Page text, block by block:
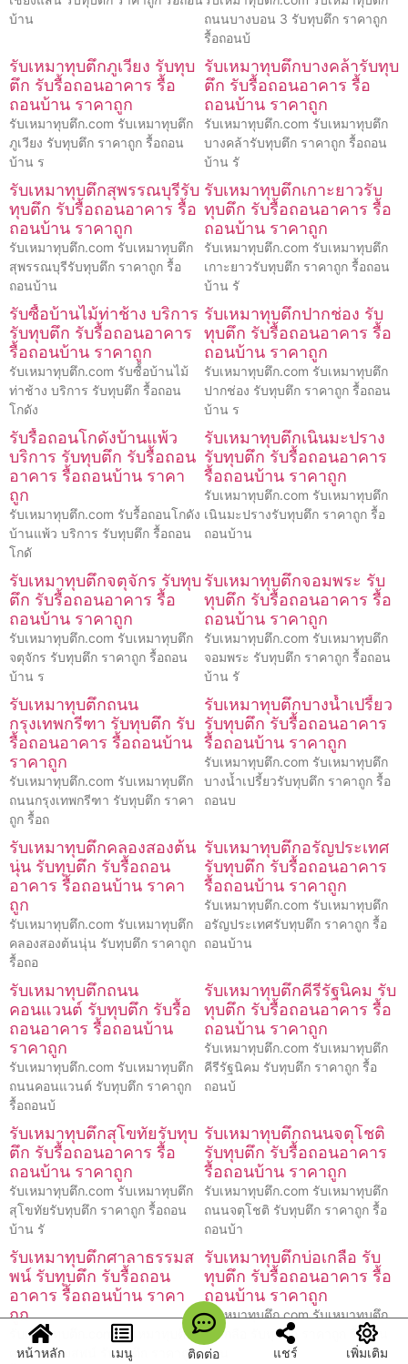
บ้าน
ถนนบางบอน 3 รับทุบตึก ราคาถูก
รื้อถอนบ้
รับเหมาทุบตึกภูเวียง รับทุบ
ตึก รับรื้อถอนอาคาร รื้อ
ถอนบ้าน ราคาถูก
รับเหมาทุบตึก.com รับเหมาทุบตึก
ภูเวียง รับทุบตึก ราคาถูก รื้อถอน
บ้าน ร
รับเหมาทุบตึกบางคล้ารับทุบ
ตึก รับรื้อถอนอาคาร รื้อ
ถอนบ้าน ราคาถูก
รับเหมาทุบตึก.com รับเหมาทุบตึก
บางคล้ารับทุบตึก ราคาถูก รื้อถอน
บ้าน รั
รับเหมาทุบตึกสุพรรณบุรีรับ
ทุบตึก รับรื้อถอนอาคาร รื้อ
ถอนบ้าน ราคาถูก
รับเหมาทุบตึก.com รับเหมาทุบตึก
สุพรรณบุรีรับทุบตึก ราคาถูก รื้อ
ถอนบ้าน
รับเหมาทุบตึกเกาะยาวรับ
ทุบตึก รับรื้อถอนอาคาร รื้อ
ถอนบ้าน ราคาถูก
รับเหมาทุบตึก.com รับเหมาทุบตึก
เกาะยาวรับทุบตึก ราคาถูก รื้อถอน
บ้าน รั
รับซื้อบ้านไม้ท่าช้าง บริการ
รับทุบตึก รับรื้อถอนอาคาร
รื้อถอนบ้าน ราคาถูก
รับเหมาทุบตึก.com รับซื้อบ้านไม้
ท่าช้าง บริการ รับทุบตึก รื้อถอน
โกดัง
รับเหมาทุบตึกปากช่อง รับ
ทุบตึก รับรื้อถอนอาคาร รื้อ
ถอนบ้าน ราคาถูก
รับเหมาทุบตึก.com รับเหมาทุบตึก
ปากช่อง รับทุบตึก ราคาถูก รื้อถอน
บ้าน ร
รับรื้อถอนโกดังบ้านแพ้ว
บริการ รับทุบตึก รับรื้อถอน
อาคาร รื้อถอนบ้าน ราคา
ถูก
รับเหมาทุบตึก.com รับรื้อถอนโกดัง
บ้านแพ้ว บริการ รับทุบตึก รื้อถอน
โกดั
รับเหมาทุบตึกเนินมะปราง
รับทุบตึก รับรื้อถอนอาคาร
รื้อถอนบ้าน ราคาถูก
รับเหมาทุบตึก.com รับเหมาทุบตึก
เนินมะปรางรับทุบตึก ราคาถูก รื้อ
ถอนบ้าน
รับเหมาทุบตึกจตุจักร รับทุบ
ตึก รับรื้อถอนอาคาร รื้อ
ถอนบ้าน ราคาถูก
รับเหมาทุบตึก.com รับเหมาทุบตึก
จตุจักร รับทุบตึก ราคาถูก รื้อถอน
บ้าน ร
รับเหมาทุบตึกจอมพระ รับ
ทุบตึก รับรื้อถอนอาคาร รื้อ
ถอนบ้าน ราคาถูก
รับเหมาทุบตึก.com รับเหมาทุบตึก
จอมพระ รับทุบตึก ราคาถูก รื้อถอน
บ้าน รั
รับเหมาทุบตึกถนน
กรุงเทพกรีฑา รับทุบตึก รับ
รื้อถอนอาคาร รื้อถอนบ้าน
ราคาถูก
รับเหมาทุบตึก.com รับเหมาทุบตึก
ถนนกรุงเทพกรีฑา รับทุบตึก ราคา
ถูก รื้อถ
รับเหมาทุบตึกบางน้ำเปรี้ยว
รับทุบตึก รับรื้อถอนอาคาร
รื้อถอนบ้าน ราคาถูก
รับเหมาทุบตึก.com รับเหมาทุบตึก
บางน้ำเปรี้ยวรับทุบตึก ราคาถูก รื้อ
ถอนบ
รับเหมาทุบตึกคลองสองต้น
นุ่น รับทุบตึก รับรื้อถอน
อาคาร รื้อถอนบ้าน ราคา
ถูก
รับเหมาทุบตึก.com รับเหมาทุบตึก
คลองสองต้นนุ่น รับทุบตึก ราคาถูก
รื้อถอ
รับเหมาทุบตึกอรัญประเทศ
รับทุบตึก รับรื้อถอนอาคาร
รื้อถอนบ้าน ราคาถูก
รับเหมาทุบตึก.com รับเหมาทุบตึก
อรัญประเทศรับทุบตึก ราคาถูก รื้อ
ถอนบ้าน
รับเหมาทุบตึกถนน
คอนแวนต์ รับทุบตึก รับรื้อ
ถอนอาคาร รื้อถอนบ้าน
ราคาถูก
รับเหมาทุบตึก.com รับเหมาทุบตึก
ถนนคอนแวนต์ รับทุบตึก ราคาถูก
รื้อถอนบ้
รับเหมาทุบตึกคีรีรัฐนิคม รับ
ทุบตึก รับรื้อถอนอาคาร รื้อ
ถอนบ้าน ราคาถูก
รับเหมาทุบตึก.com รับเหมาทุบตึก
คีรีรัฐนิคม รับทุบตึก ราคาถูก รื้อ
ถอนบ้
รับเหมาทุบตึกสุโขทัยรับทุบ
ตึก รับรื้อถอนอาคาร รื้อ
ถอนบ้าน ราคาถูก
รับเหมาทุบตึก.com รับเหมาทุบตึก
สุโขทัยรับทุบตึก ราคาถูก รื้อถอน
บ้าน รั
รับเหมาทุบตึกถนนจตุโชติ
รับทุบตึก รับรื้อถอนอาคาร
รื้อถอนบ้าน ราคาถูก
รับเหมาทุบตึก.com รับเหมาทุบตึก
ถนนจตุโชติ รับทุบตึก ราคาถูก รื้อ
ถอนบ้า
รับเหมาทุบตึกศาลาธรรมส
พน์ รับทุบตึก รับรื้อถอน
อาคาร รื้อถอนบ้าน ราคา
ถูก
รับเหมาทุบตึก.com รับเหมาทุบตึก
ศาลาธรรมสพน์ รับทุบตึก ราคาถูก
รับเหมาทุบตึกบ่อเกลือ รับ
ทุบตึก รับรื้อถอนอาคาร รื้อ
ถอนบ้าน ราคาถูก
รับเหมาทุบตึก.com รับเหมาทุบตึก
บ่อเกลือ รับทุบตึก ราคาถูก รื้อถอน
บ้าน
หน้าหลัก เมนู ติดต่อ แชร์ เพิ่มเติม